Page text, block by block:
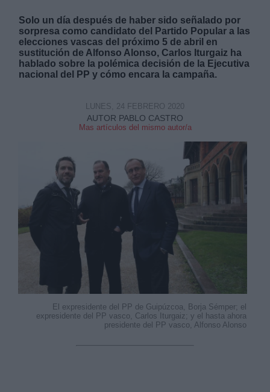
Solo un día después de haber sido señalado por
sorpresa como candidato del Partido Popular a las
elecciones vascas del próximo 5 de abril en
sustitución de Alfonso Alonso, Carlos Iturgaiz ha
hablado sobre la polémica decisión de la Ejecutiva
nacional del PP y cómo encara la campaña.
AUTOR PABLO CASTRO
Mas artículos del mismo autor/a
LUNES, 24 FEBRERO 2020
El expresidente del PP de Guipúzcoa, Borja Sémper; el
expresidente del PP vasco, Carlos Iturgaiz; y el hasta ahora
presidente del PP vasco, Alfonso Alonso
Información adicional